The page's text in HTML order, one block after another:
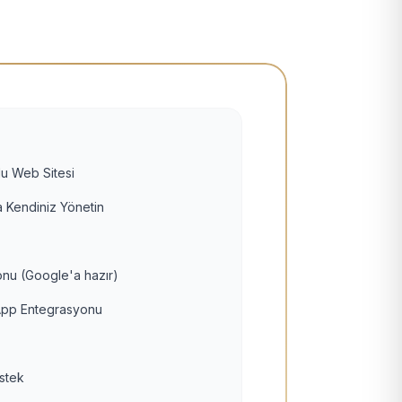
Web Sitesi
Yönetin
(Google'a hazır)
Entegrasyonu